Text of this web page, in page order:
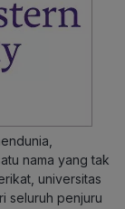
nama yang tak
universitas
seluruh penjuru